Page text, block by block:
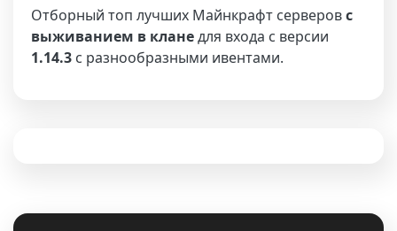
Отборный топ лучших Майнкрафт серверовс
выживанием в кланедля входа с версии
1.14.3 с разнообразными ивентами.